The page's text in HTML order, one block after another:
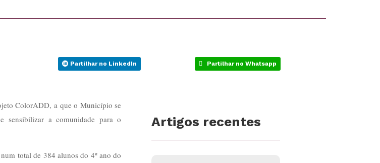
Partilhar no LinkedIn Partilhar no Whatsapp
ColorADD, a que o Município se
sensibilizar a comunidade para o
total de 384 alunos do 4º ano do
Artigos recentes